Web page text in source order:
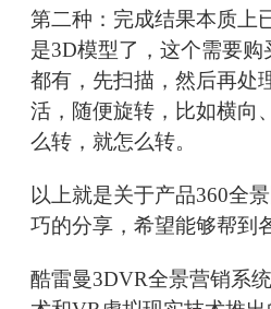
第二种：完成结果本质上
是3D模型了，这个需要
都有，先扫描，然后再处
活，随便旋转，比如横向
么转，就怎么转。
以上就是关于产品360全
巧的分享，希望能够帮到
酷雷曼3DVR全景营销系